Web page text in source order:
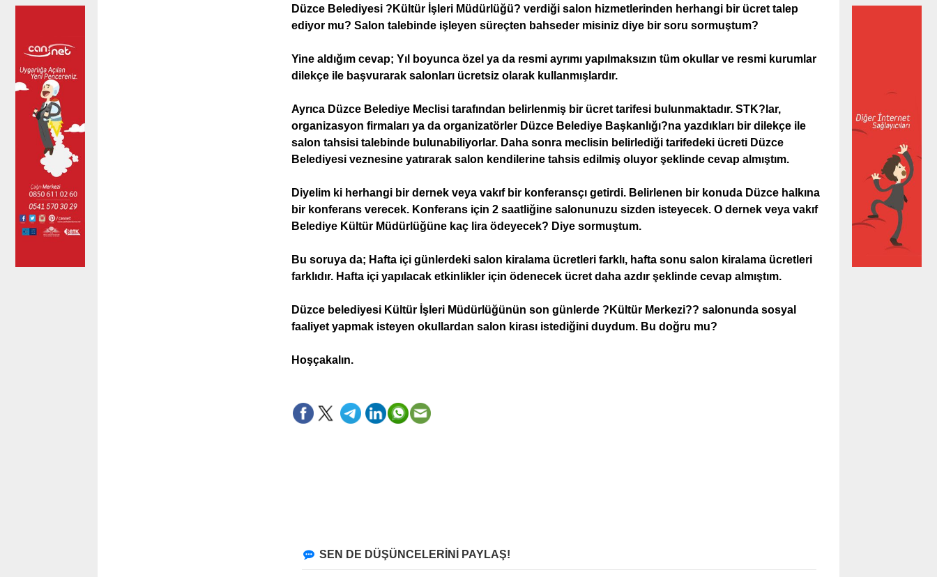
Düzce Belediyesi ?Kültür İşleri Müdürlüğü? verdiği salon hizmetlerinden herhangi bir ücret talep
ediyor mu? Salon talebinde işleyen süreçten bahseder misiniz diye bir soru sormuştum?
Yine aldığım cevap; Yıl boyunca özel ya da resmi ayrımı yapılmaksızın tüm okullar ve resmi kurumlar
dilekçe ile başvurarak salonları ücretsiz olarak kullanmışlardır.
Ayrıca Düzce Belediye Meclisi tarafından belirlenmiş bir ücret tarifesi bulunmaktadır. STK?lar,
organizasyon firmaları ya da organizatörler Düzce Belediye Başkanlığı?na yazdıkları bir dilekçe ile
salon tahsisi talebinde bulunabiliyorlar. Daha sonra meclisin belirlediği tarifedeki ücreti Düzce
Belediyesi veznesine yatırarak salon kendilerine tahsis edilmiş oluyor şeklinde cevap almıştım.
Diyelim ki herhangi bir dernek veya vakıf bir konferansçı getirdi. Belirlenen bir konuda Düzce halkına
bir konferans verecek. Konferans için 2 saatliğine salonunuzu sizden isteyecek. O dernek veya vakıf
Belediye Kültür Müdürlüğüne kaç lira ödeyecek? Diye sormuştum.
Bu soruya da; Hafta içi günlerdeki salon kiralama ücretleri farklı, hafta sonu salon kiralama ücretleri
farklıdır. Hafta içi yapılacak etkinlikler için ödenecek ücret daha azdır şeklinde cevap almıştım.
Düzce belediyesi Kültür İşleri Müdürlüğünün son günlerde ?Kültür Merkezi?? salonunda sosyal
faaliyet yapmak isteyen okullardan salon kirası istediğini duydum. Bu doğru mu?
Hoşçakalın.
SEN DE DÜŞÜNCELERİNİ PAYLAŞ!